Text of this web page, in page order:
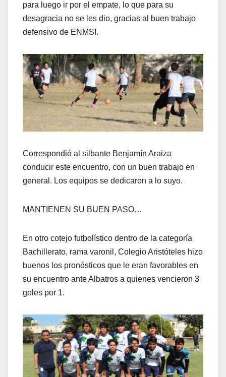
para luego ir por el empate, lo que para su
desagracia no se les dio, gracias al buen trabajo
defensivo de ENMSI.
Correspondió al silbante Benjamín Araiza
conducir este encuentro, con un buen trabajo en
general. Los equipos se dedicaron a lo suyo.
MANTIENEN SU BUEN PASO…
En otro cotejo futbolístico dentro de la categoría
Bachillerato, rama varonil, Colegio Aristóteles hizo
buenos los pronósticos que le eran favorables en
su encuentro ante Albatros a quienes vencieron 3
goles por 1.